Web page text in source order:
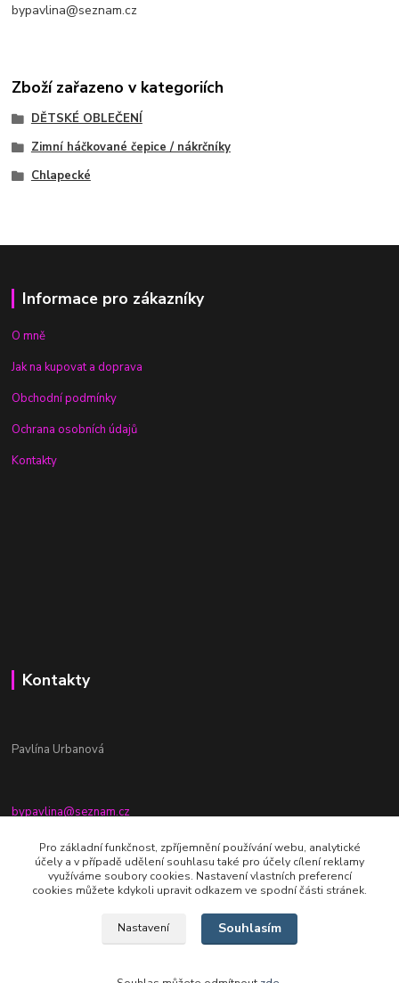
bypavlina@seznam.cz
Zboží zařazeno v kategoriích
DĚTSKÉ OBLEČENÍ
Zimní háčkované čepice / nákrčníky
Chlapecké
Informace pro zákazníky
O mně
Jak na kupovat a doprava
Obchodní podmínky
Ochrana osobních údajů
Kontakty
Kontakty
Pavlína Urbanová
bypavlina@seznam.cz
+420774917196
Fb stránka - By pavlina
Pro základní funkčnost, zpříjemnění používání webu, analytické
účely a v případě udělení souhlasu také pro účely cílení reklamy
využíváme soubory cookies. Nastavení vlastních preferencí
cookies můžete kdykoli upravit odkazem ve spodní části stránek.
Nastavení Souhlasím